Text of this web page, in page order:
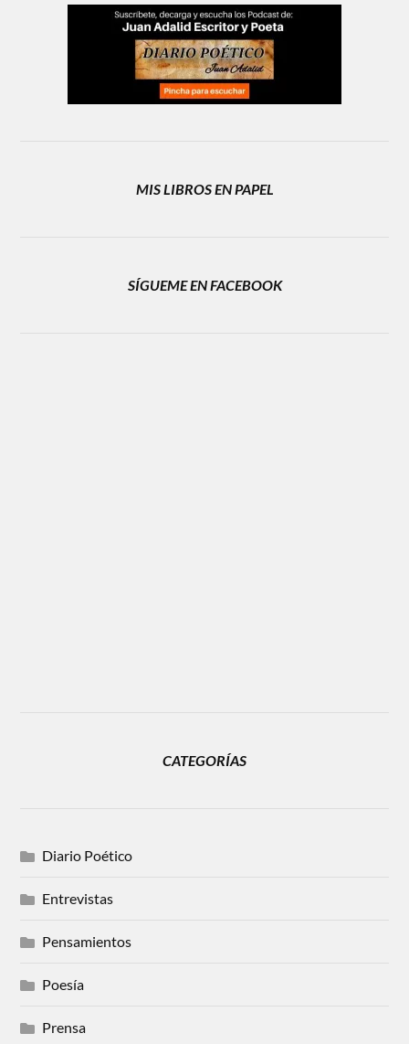
MIS LIBROS EN PAPEL
SÍGUEME EN FACEBOOK
CATEGORÍAS
Diario Poético
Entrevistas
Pensamientos
Poesía
Prensa